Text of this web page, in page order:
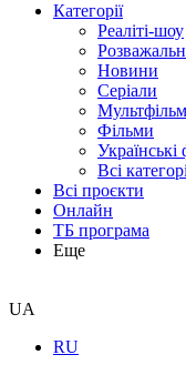
Категорії
Реаліті-шоу
Новини
Серіали
Фільми
Українські
Всі
Всі проєкти
Онлайн
ТБ програма
Еще
UA
RU